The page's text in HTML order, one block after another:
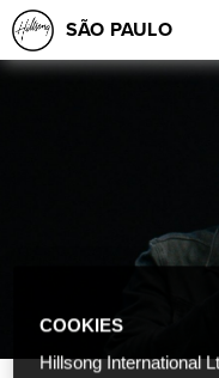
SÃO PAULO
COOKIES
Hillsong International